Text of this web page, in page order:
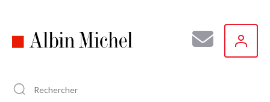
principal